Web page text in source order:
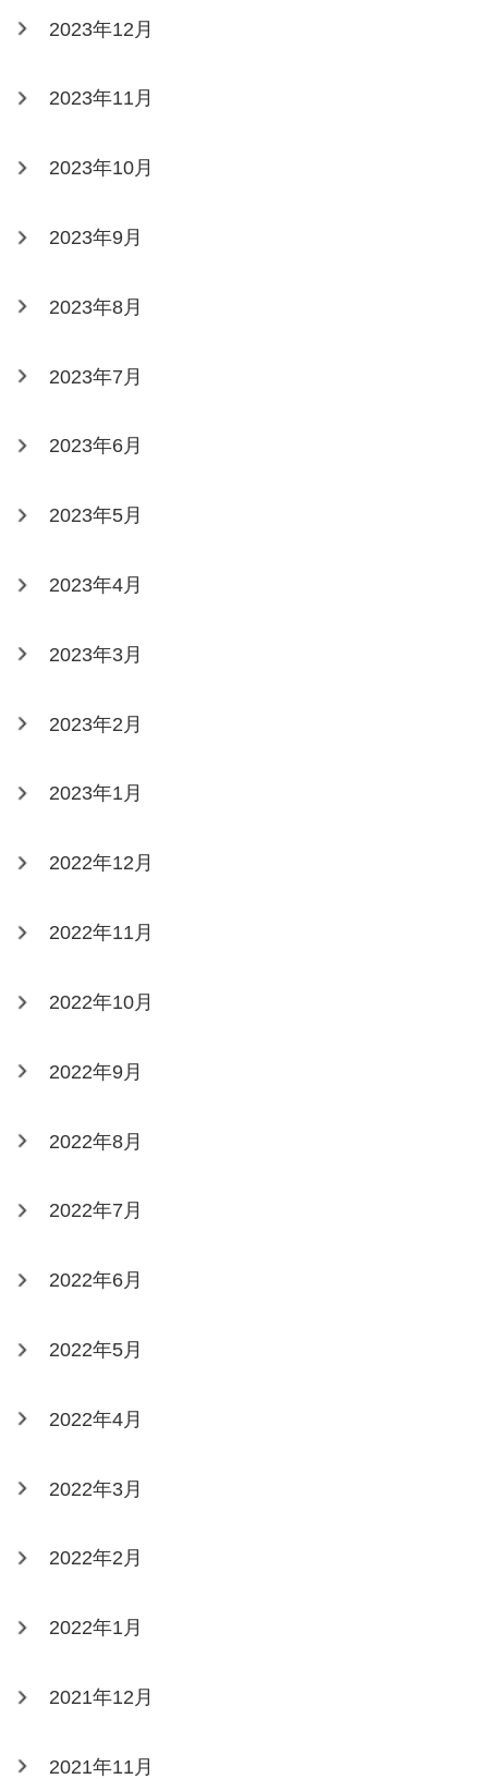
2023年12月
2023年11月
2023年10月
2023年9月
2023年8月
2023年7月
2023年6月
2023年5月
2023年4月
2023年3月
2023年2月
2023年1月
2022年12月
2022年11月
2022年10月
2022年9月
2022年8月
2022年7月
2022年6月
2022年5月
2022年4月
2022年3月
2022年2月
2022年1月
2021年12月
2021年11月